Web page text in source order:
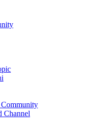
Community
Channel